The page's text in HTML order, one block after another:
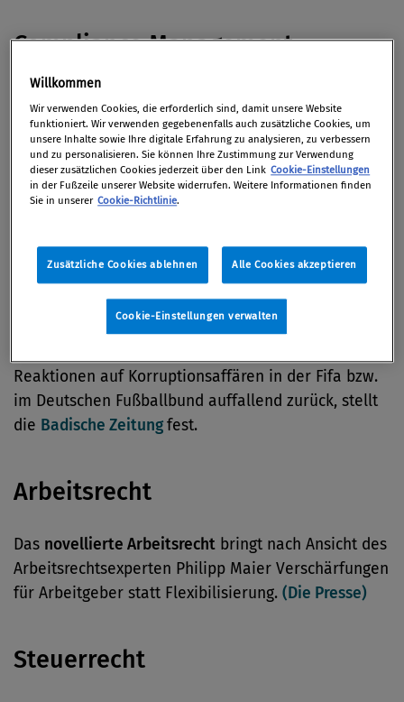
Compliance Management
angekommen, dabeimüsse Compliance nicht teuer
sein,erklärt KPMG-Partner Yann-Georg Hansa im
Wirtschaftsblatt.
Kunststoff-Konzern Greiner
schmerzliche Kartellstrafen für das
oberösterreichische Familienunternehmen.
(Wirtschaftsblatt)
Reaktionen auf Korruptionsaffären in der Fifa bzw.
im Deutschen Fußballbund auffallend zurück, stellt
die Badische Zeitungfest.
Arbeitsrecht
Das novellierte Arbeitsrecht bringt nach Ansicht des
Arbeitsrechtsexperten Philipp Maier Verschärfungen
für Arbeitgeber statt Flexibilisierung. (Die Presse)
Steuerrecht
Willkommen
Wir verwenden Cookies, die erforderlich sind, damit unsere Website
funktioniert. Wir verwenden gegebenenfalls auch zusätzliche Cookies, um
unsere Inhalte sowie Ihre digitale Erfahrung zu analysieren, zu verbessern
und zu personalisieren. Sie können Ihre Zustimmung zur Verwendung
dieser zusätzlichen Cookies jederzeit über den Link Cookie-Einstellungen
in der Fußzeile unserer Website widerrufen. Weitere Informationen finden
Sie in unserer Cookie-Richtlinie.
Zusätzliche Cookies ablehnen Alle Cookies akzeptieren
Cookie-Einstellungen verwalten